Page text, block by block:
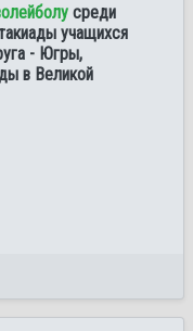
среди
учащихся
- Югры,
в Великой